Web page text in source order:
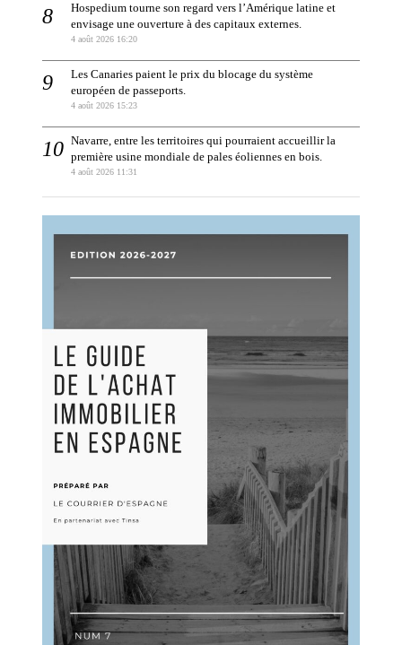
Hospedium tourne son regard vers l’Amérique latine et
envisage une ouverture à des capitaux externes.
4 août 2026 16:20
Les Canaries paient le prix du blocage du système
européen de passeports.
4 août 2026 15:23
Navarre, entre les territoires qui pourraient accueillir la
première usine mondiale de pales éoliennes en bois.
4 août 2026 11:31